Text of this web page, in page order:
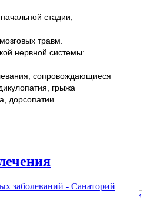
стадии,
травм.
нервной системы:
сопровождающиеся
грыжа
дорсопатии.